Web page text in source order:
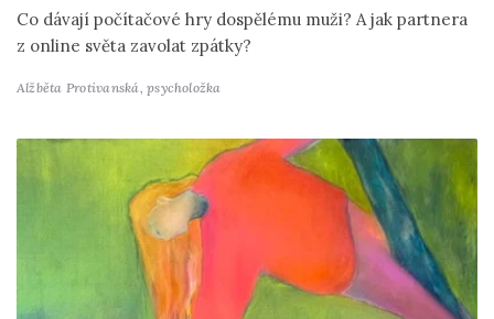
Co dávají počítačové hry dospělému muži? A jak partnera
z online světa zavolat zpátky?
Alžběta Protivanská,psycholožka